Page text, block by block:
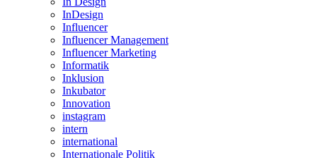
InDesign
Influencer
Influencer Management
Influencer Marketing
Informatik
Inklusion
Inkubator
Innovation
instagram
intern
international
Internationale Politik